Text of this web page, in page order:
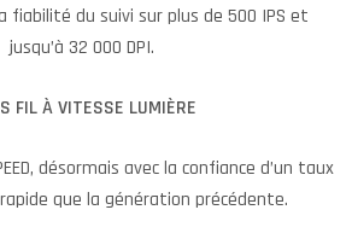
fiabilité du suivi sur plus de 500 IPS et
jusqu’à 32 000 DPI.
FIL À VITESSE LUMIÈRE
désormais avec la confiance d’un taux
que la génération précédente.